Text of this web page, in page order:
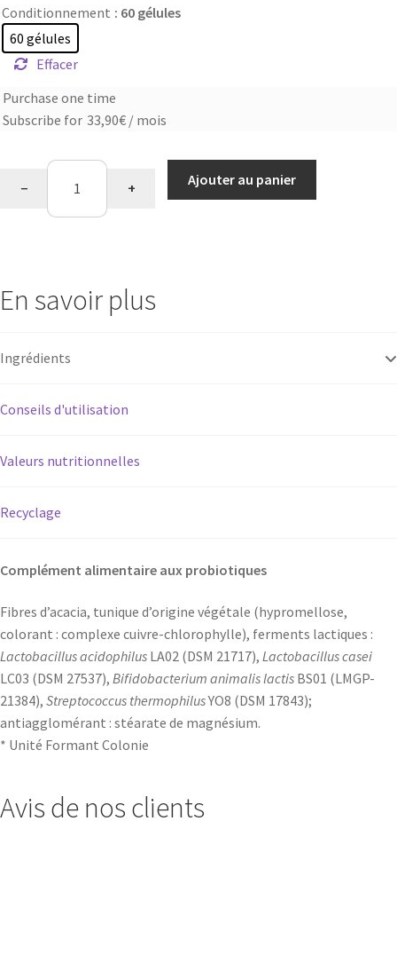
Conditionnement : 60 gélules
60 gélules
Effacer
Choose
purchase
Purchase one time
Subscribe for 33,90€ / mois
quantité
Confort
− +
Ajouter au panier
En savoir plus
Ingrédients
Conseils d'utilisation
Valeurs nutritionnelles
Recyclage
Complément alimentaire aux probiotiques
Fibres d’acacia, tunique d’origine végétale (hypromellose,
colorant : complexe cuivre-chlorophylle), ferments lactiques :
Lactobacillus acidophilus LA02 (DSM 21717), Lactobacillus casei
LC03 (DSM 27537), Bifidobacterium animalis lactis BS01 (LMGP-
21384), Streptococcus thermophilusYO8 (DSM 17843);
antiagglomérant : stéarate de magnésium.
* Unité Formant Colonie
Avis de nos clients